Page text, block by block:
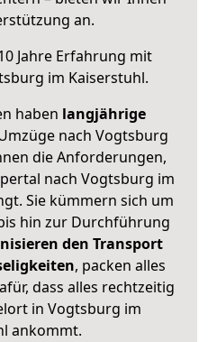
an.
Jahre Erfahrung mit
im Kaiserstuhl.
haben langjährige
nach Vogtsburg
die Anforderungen,
nach Vogtsburg im
Sie kümmern sich um
hin zur Durchführung
den Transport
, packen alles
dass alles rechtzeitig
in Vogtsburg im
ankommt.